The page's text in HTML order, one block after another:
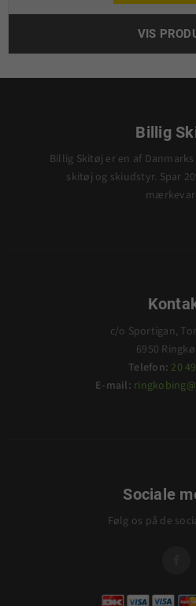
VIS
Billig
Billig Skitøj er en af
skitøj og skiudstyr. Spar
c/o Sportigan,
6950
Telefon: 20
E-mail:
Sociale
Følg os på de